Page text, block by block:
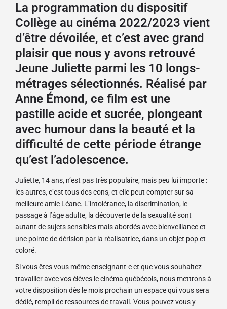
La programmation du dispositif
Collège au cinéma 2022/2023 vient
d’être dévoilée, et c’est avec grand
plaisir que nous y avons retrouvé
Jeune Juliette parmi les 10 longs-
métrages sélectionnés. Réalisé par
Anne Émond, ce film est une
pastille acide et sucrée, plongeant
avec humour dans la beauté et la
difficulté de cette période étrange
qu’est l’adolescence.
Juliette, 14 ans, n’est pas très populaire, mais peu lui importe :
les autres, c’est tous des cons, et elle peut compter sur sa
meilleure amie Léane. L’intolérance, la discrimination, le
passage à l’âge adulte, la découverte de la sexualité sont
autant de sujets sensibles mais abordés avec bienveillance et
une pointe de dérision par la réalisatrice, dans un objet pop et
coloré.
Si vous êtes vous même enseignant-e et que vous souhaitez
travailler avec vos élèves le cinéma québécois, nous mettrons à
votre disposition dès le mois prochain un espace qui vous sera
dédié, rempli de ressources de travail. Vous pouvez vous y